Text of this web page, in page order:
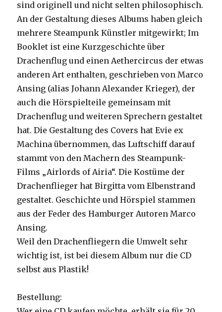
sind originell und nicht selten philosophisch.
An der Gestaltung dieses Albums haben gleich
mehrere Steampunk Künstler mitgewirkt; Im
Booklet ist eine Kurzgeschichte über
Drachenflug und einen Aethercircus der etwas
anderen Art enthalten, geschrieben von Marco
Ansing (alias Johann Alexander Krieger), der
auch die Hörspielteile gemeinsam mit
Drachenflug und weiteren Sprechern gestaltet
hat. Die Gestaltung des Covers hat Evie ex
Machina übernommen, das Luftschiff darauf
stammt von den Machern des Steampunk-
Films „Airlords of Airia“. Die Kostüme der
Drachenflieger hat Birgitta vom Elbenstrand
gestaltet. Geschichte und Hörspiel stammen
aus der Feder des Hamburger Autoren Marco
Ansing.
Weil den Drachenfliegern die Umwelt sehr
wichtig ist, ist bei diesem Album nur die CD
selbst aus Plastik!
Bestellung: